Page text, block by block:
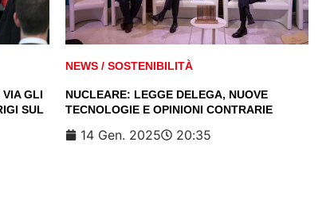
VIA GLI
SUL
NEWS / SOSTENIBILITÀ
NUCLEARE: LEGGE DELEGA, NUOVE
TECNOLOGIE E OPINIONI CONTRARIE
14 Gen. 2025 20:35